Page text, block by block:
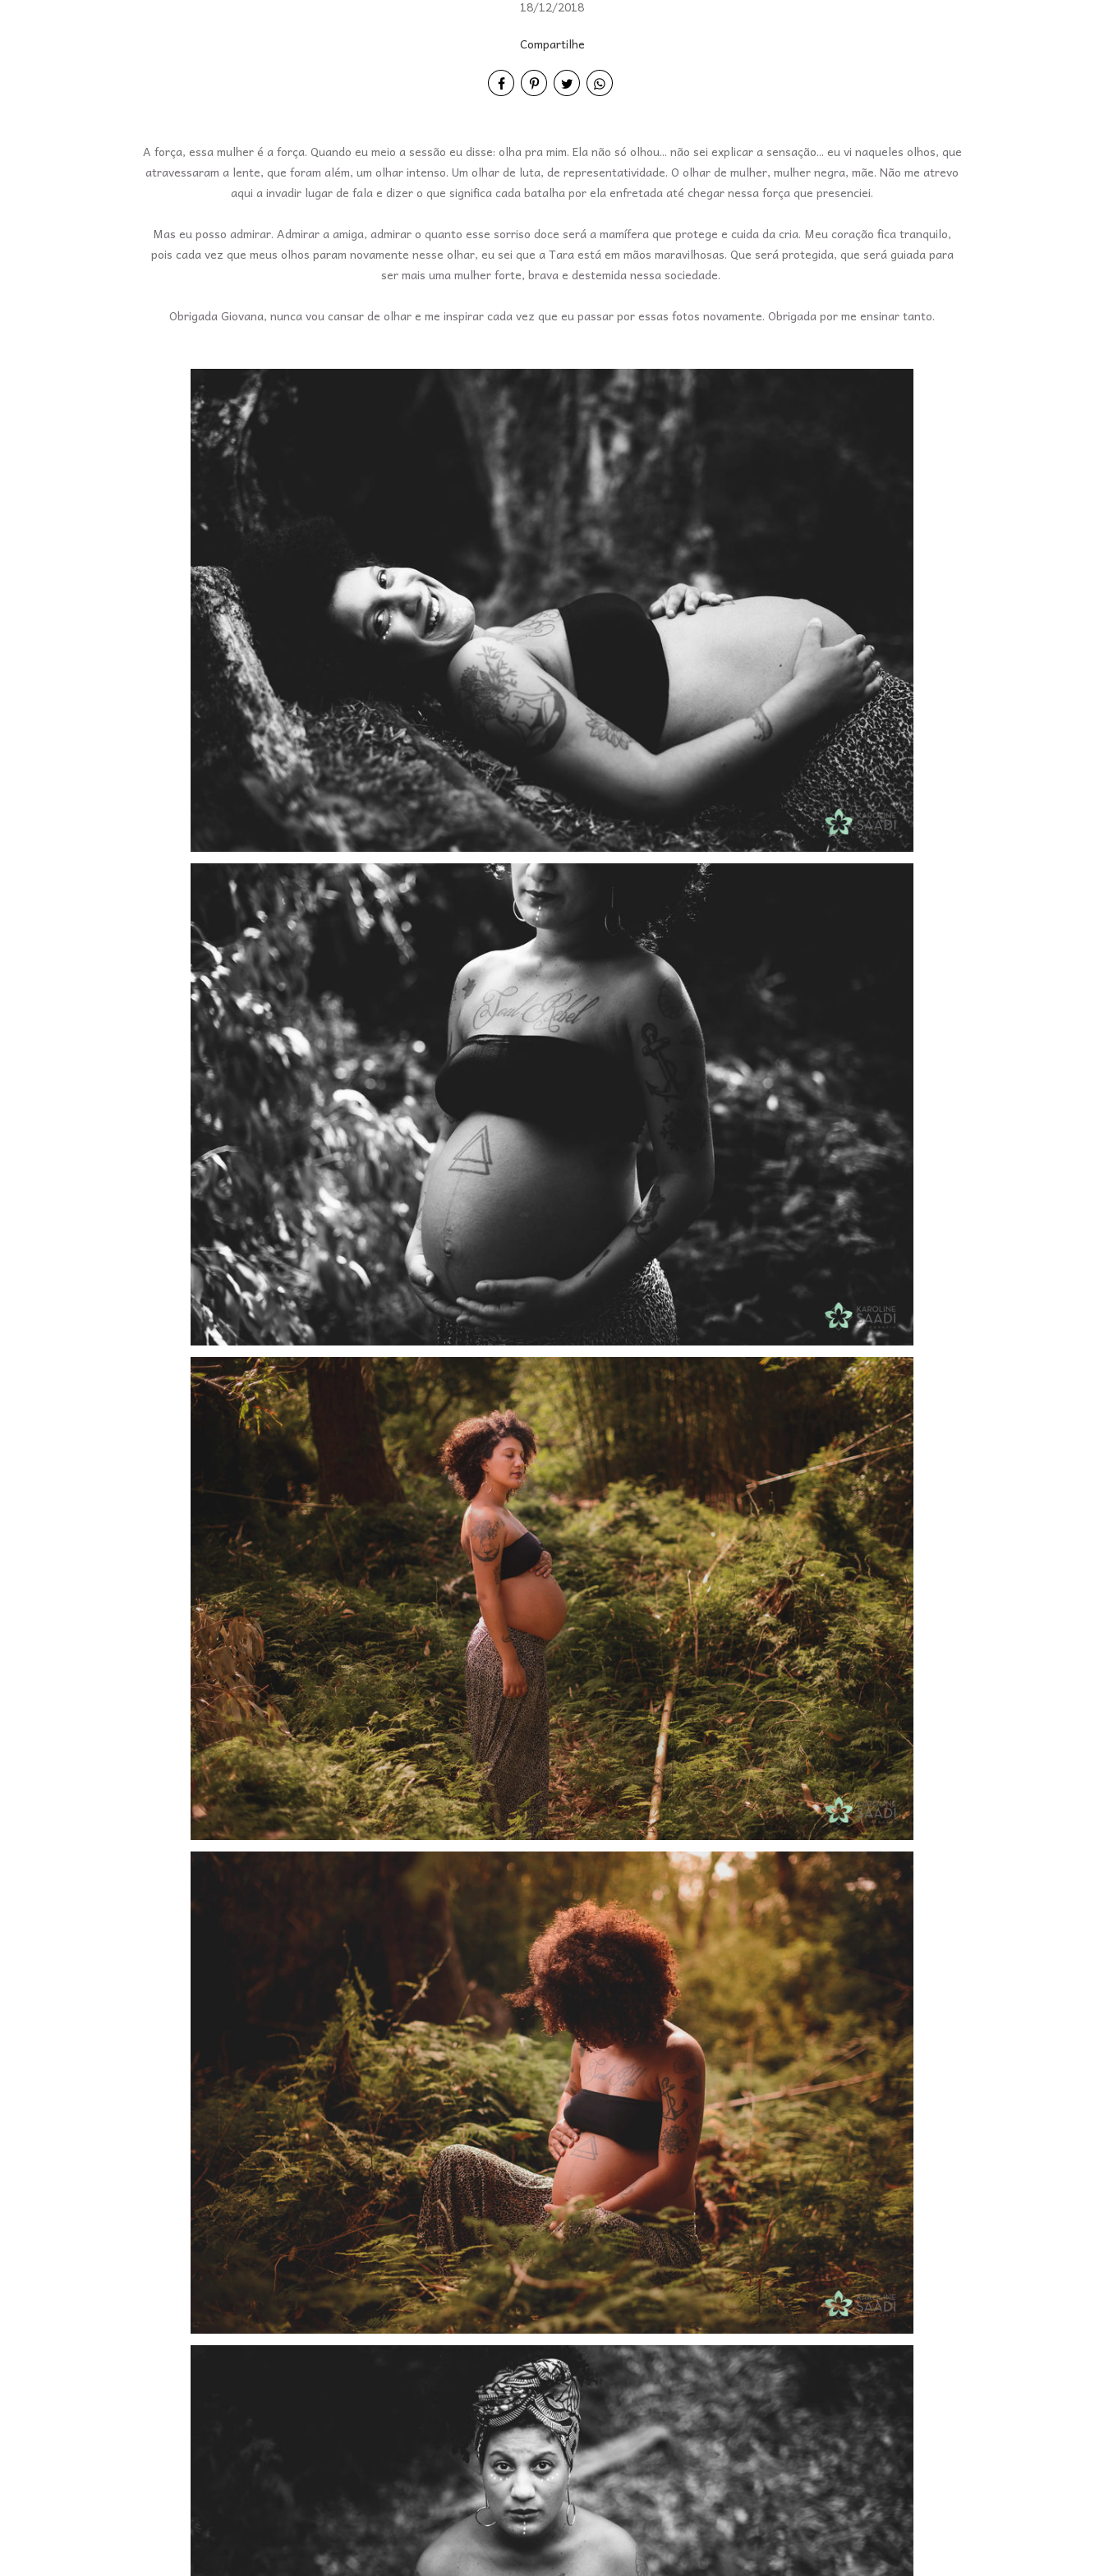
18/12/2018
Compartilhe
A força, essa mulher é a força. Quando eu meio a sessão eu disse: olha pra mim. Ela não só olhou... não sei explicar a sensação... eu vi naqueles olhos, que
atravessaram a lente, que foram além, um olhar intenso. Um olhar de luta, de representatividade. O olhar de mulher, mulher negra, mãe. Não me atrevo
aqui a invadir lugar de fala e dizer o que significa cada batalha por ela enfretada até chegar nessa força que presenciei.
Mas eu posso admirar. Admirar a amiga, admirar o quanto esse sorriso doce será a mamífera que protege e cuida da cria. Meu coração fica tranquilo,
pois cada vez que meus olhos param novamente nesse olhar, eu sei que a Tara está em mãos maravilhosas. Que será protegida, que será guiada para
ser mais uma mulher forte, brava e destemida nessa sociedade.
Obrigada Giovana, nunca vou cansar de olhar e me inspirar cada vez que eu passar por essas fotos novamente. Obrigada por me ensinar tanto.